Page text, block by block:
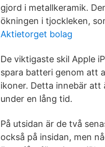
gjord i metallkeramik.
ökningen i tjockleken,
Aktietorget bolag
De viktigaste skil Apple
spara batteri genom att
ikoner. Detta innebär att
under en lång tid.
På utsidan är de två
också på insidan, men